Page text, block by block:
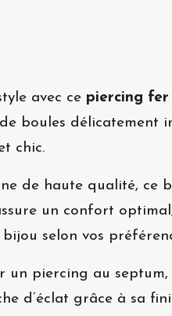
avec ce piercing
boules délicatement
chic.
de haute qualité, ce
un confort
selon vos
un piercing au septum,
d’éclat grâce à sa